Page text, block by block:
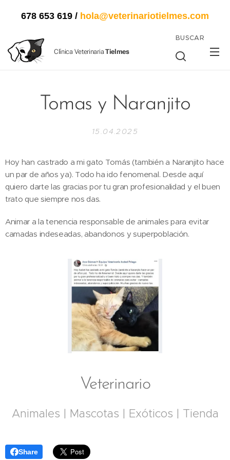
678 653 619 / hola@veterinariotielmes.com
Clínica Veterinaria Tielmes
BUSCAR
Tomas y Naranjito
15.04.2025
Hoy han castrado a mi gato Tomás (también a Naranjito hace
un par de años ya). Todo ha ido fenomenal. Desde aquí
quiero darte las gracias por tu gran profesionalidad y el buen
trato que siempre nos das.
Animar a la tenencia responsable de animales para evitar
camadas indeseadas, abandonos y superpoblación.
Veterinario
Animales | Mascotas | Exóticos | Tienda
Share